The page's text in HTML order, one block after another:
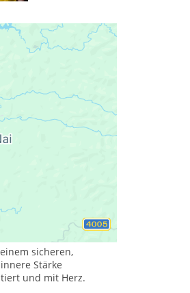
Frauen und Männer
sicheren,
Stärke
und mit Herz.